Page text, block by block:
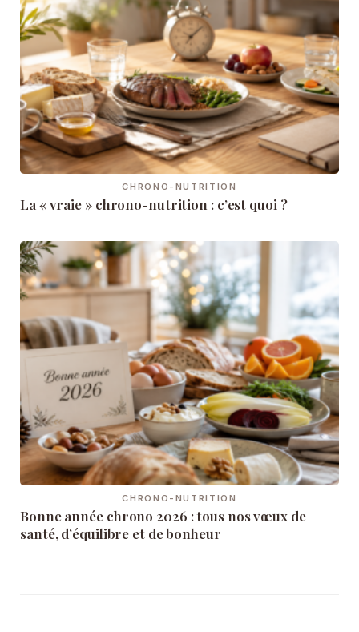
CHRONO-NUTRITION
La « vraie » chrono-nutrition : c’est quoi ?
CHRONO-NUTRITION
Bonne année chrono 2026 : tous nos vœux de
santé, d’équilibre et de bonheur